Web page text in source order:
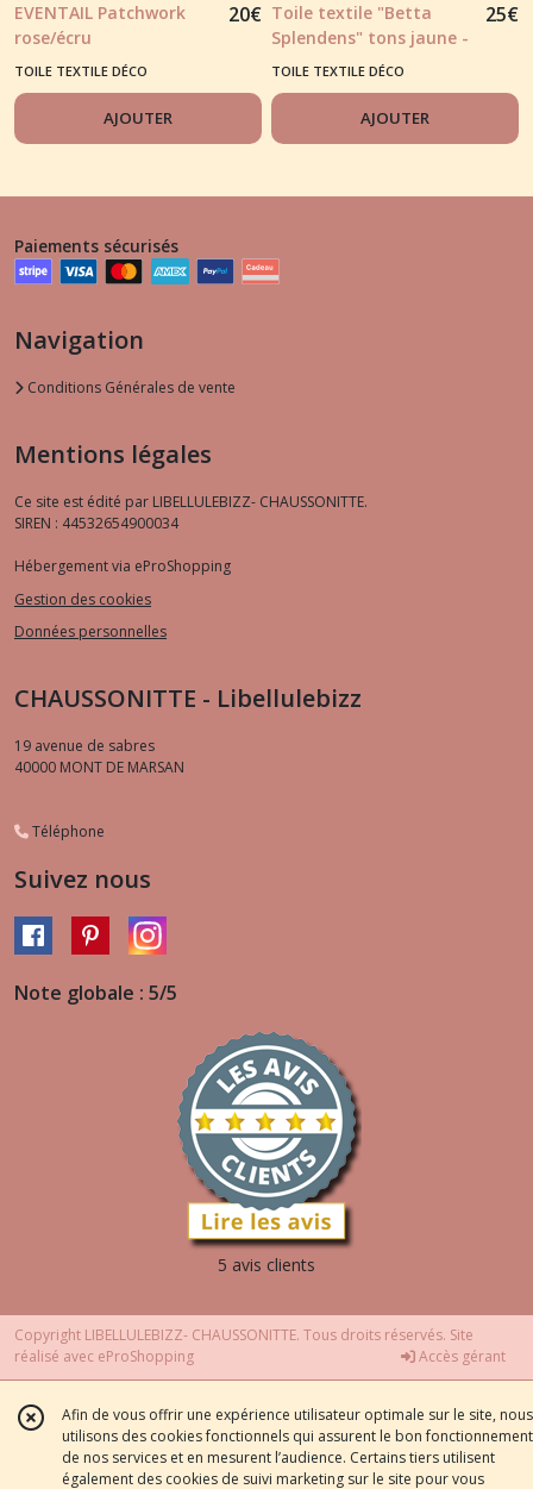
EVENTAIL Patchwork
rose/écru
20€
TOILE TEXTILE DÉCO
AJOUTER
Toile textile "Betta
Splendens" tons jaune -
orange
25€
TOILE TEXTILE DÉCO
AJOUTER
Paiements sécurisés
Navigation
Conditions Générales de vente
Mentions légales
Ce site est édité par LIBELLULEBIZZ- CHAUSSONITTE.
SIREN : 44532654900034
Hébergement via eProShopping
Gestion des cookies
Données personnelles
CHAUSSONITTE - Libellulebizz
19 avenue de sabres
40000 MONT DE MARSAN
Téléphone
Suivez nous
Note globale : 5/5
5 avis clients
Copyright LIBELLULEBIZZ- CHAUSSONITTE. Tous droits réservés. Site
réalisé avec eProShopping Accès gérant
Afin de vous offrir une expérience utilisateur optimale sur le site, nous
utilisons des cookies fonctionnels qui assurent le bon fonctionnement
de nos services et en mesurent l’audience. Certains tiers utilisent
également des cookies de suivi marketing sur le site pour vous